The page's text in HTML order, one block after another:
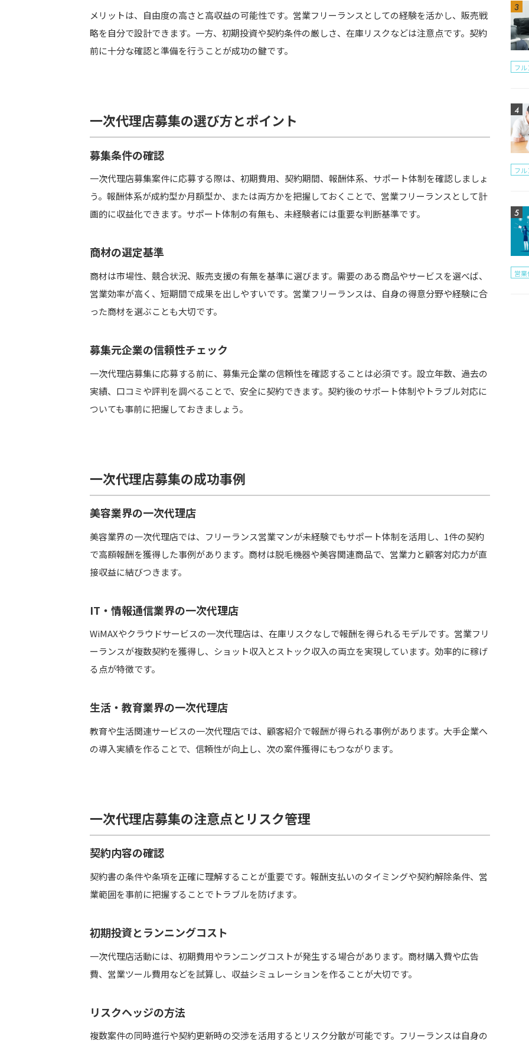
メリットは、自由度の高さと高収益の可能性です。営業フリーランスとしての経験を活かし、販売戦
略を自分で設計できます。一方、初期投資や契約条件の厳しさ、在庫リスクなどは注意点です。契約
前に十分な確認と準備を行うことが成功の鍵です。
一次代理店募集の選び方とポイント
募集条件の確認
一次代理店募集案件に応募する際は、初期費用、契約期間、報酬体系、サポート体制を確認しましょ
う。報酬体系が成約型か月額型か、または両方かを把握しておくことで、営業フリーランスとして計
画的に収益化できます。サポート体制の有無も、未経験者には重要な判断基準です。
商材の選定基準
商材は市場性、競合状況、販売支援の有無を基準に選びます。需要のある商品やサービスを選べば、
営業効率が高く、短期間で成果を出しやすいです。営業フリーランスは、自身の得意分野や経験に合
った商材を選ぶことも大切です。
募集元企業の信頼性チェック
一次代理店募集に応募する前に、募集元企業の信頼性を確認することは必須です。設立年数、過去の
実績、口コミや評判を調べることで、安全に契約できます。契約後のサポート体制やトラブル対応に
ついても事前に把握しておきましょう。
一次代理店募集の成功事例
美容業界の一次代理店
美容業界の一次代理店では、フリーランス営業マンが未経験でもサポート体制を活用し、1件の契約
で高額報酬を獲得した事例があります。商材は脱毛機器や美容関連商品で、営業力と顧客対応力が直
接収益に結びつきます。
IT・情報通信業界の一次代理店
WiMAXやクラウドサービスの一次代理店は、在庫リスクなしで報酬を得られるモデルです。営業フリ
ーランスが複数契約を獲得し、ショット収入とストック収入の両立を実現しています。効率的に稼げ
る点が特徴です。
生活・教育業界の一次代理店
教育や生活関連サービスの一次代理店では、顧客紹介で報酬が得られる事例があります。大手企業へ
の導入実績を作ることで、信頼性が向上し、次の案件獲得にもつながります。
一次代理店募集の注意点とリスク管理
契約内容の確認
契約書の条件や条項を正確に理解することが重要です。報酬支払いのタイミングや契約解除条件、営
業範囲を事前に把握することでトラブルを防げます。
初期投資とランニングコスト
一次代理店活動には、初期費用やランニングコストが発生する場合があります。商材購入費や広告
費、営業ツール費用などを試算し、収益シミュレーションを作ることが大切です。
リスクヘッジの方法
複数案件の同時進行や契約更新時の交渉を活用するとリスク分散が可能です。フリーランスは自身の
フ
フ
営